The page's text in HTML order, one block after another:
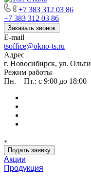
+7 383 312 03 86
+7 383 312 03 86
Заказать звонок
E-mail
tsoffice@okno-ts.ru
Адрес
г. Новосибирск, ул.
Режим работы
Пн. – Пт.: с 9:00 до 18:00
Подать заявку
Акции
Продукция